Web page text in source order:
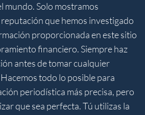
mundo. Solo mostramos
que hemos investigado
proporcionada en este sitio
financiero. Siempre haz
antes de tomar cualquier
todo lo posible para
periodística más precisa, pero
que sea perfecta. Tú utilizas la